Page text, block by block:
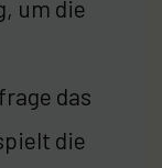
um die
das
die